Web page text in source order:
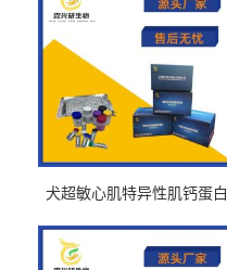
犬超敏心肌特异性肌钙蛋白